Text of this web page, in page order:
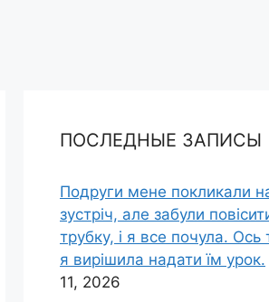
ПОСЛЕДНЫЕ ЗАПИСЫ
Подруги мене покликали
зустріч, але забули
трубку, і я все почула. Ось
я вирішила надати їм урок.
11, 2026